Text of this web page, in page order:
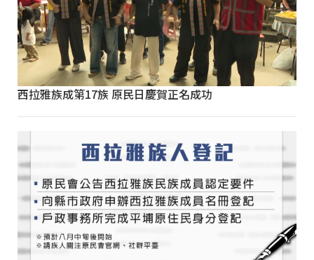
西拉雅族成第17族 原民日慶賀正名成功